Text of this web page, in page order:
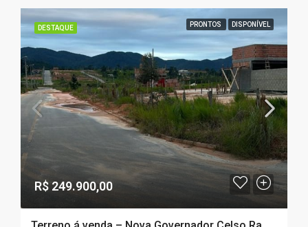
DESTAQUE PRONTOS DISPONÍVEL
R$ 249.900,00